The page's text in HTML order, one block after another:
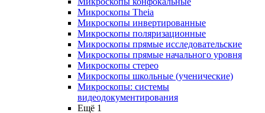
Микроскопы Theia
Микроскопы инвертированные
Микроскопы поляризационные
Микроскопы прямые исследовательские
Микроскопы прямые начального уровня
Микроскопы стерео
Микроскопы школьные (ученические)
Микроскопы: системы
видеодокументирования
Ещё 1